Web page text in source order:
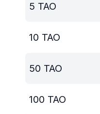
5 TAO
10 TAO
50 TAO
100 TAO